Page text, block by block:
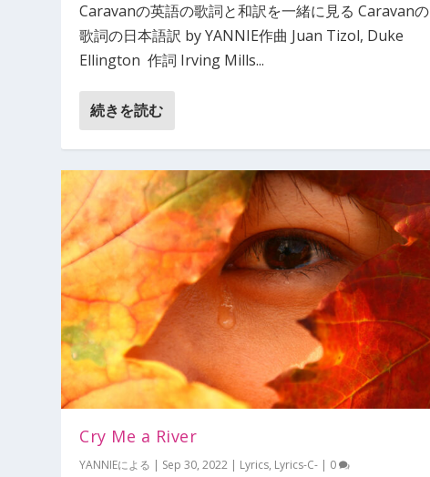
Caravanの英語の歌詞と和訳を一緒に見る Caravanの
歌詞の日本語訳 by YANNIE作曲 Juan Tizol, Duke
Ellington 作詞 Irving Mills...
続きを読む
Cry Me a River
YANNIEによる | Sep 30, 2022 | Lyrics, Lyrics-C- | 0